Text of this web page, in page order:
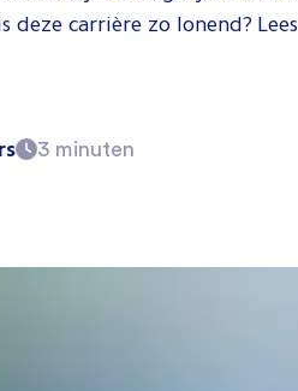
Technisch-
deze carrière zo lonend?
3 minuten